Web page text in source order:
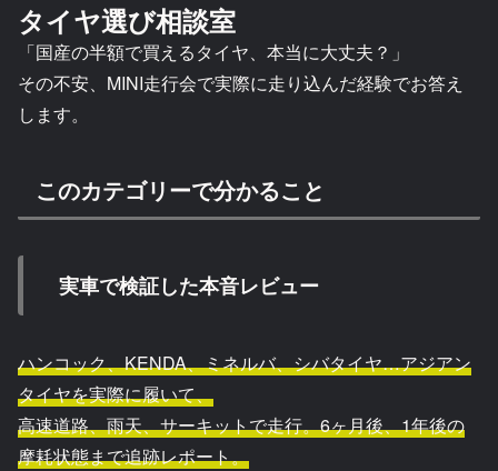
タイヤ選び相談室
「国産の半額で買えるタイヤ、本当に大丈夫？」
その不安、MINI走行会で実際に走り込んだ経験でお答え
します。
このカテゴリーで分かること
実車で検証した本音レビュー
ハンコック、KENDA、ミネルバ、シバタイヤ…アジアン
タイヤを実際に履いて、
高速道路、雨天、サーキットで走行。6ヶ月後、1年後の
摩耗状態まで追跡レポート。